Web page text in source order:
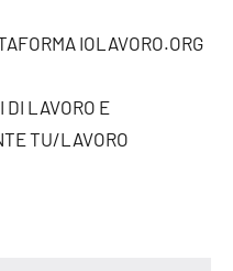
IOLAVORO.ORG
DI LAVORO E
TU/LAVORO